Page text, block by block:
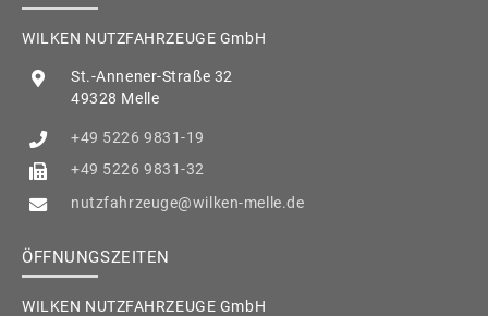
WILKEN NUTZFAHRZEUGE GmbH
St.-Annener-Straße 32
49328 Melle
+49 5226 9831-19
+49 5226 9831-32
nutzfahrzeuge@wilken-melle.de
ÖFFNUNGSZEITEN
WILKEN NUTZFAHRZEUGE GmbH